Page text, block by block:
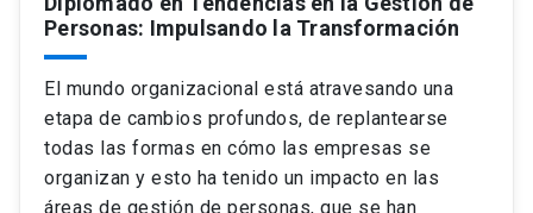
Personas: Impulsando la Transformación
El mundo organizacional está atravesando una
etapa de cambios profundos, de replantearse
todas las formas en cómo las empresas se
organizan y esto ha tenido un impacto en las
áreas de gestión de personas, que se han